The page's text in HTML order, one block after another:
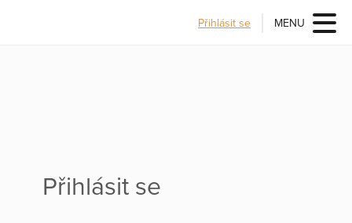
Přihlásit se MENU
Přihlásit se